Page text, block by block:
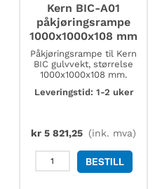
Kern BIC-A01
påkjøringsrampe
1000x1000x108 mm
Påkjøringsrampe til Kern
BIC gulvvekt, størrelse
1000x1000x108 mm.
Leveringstid: 1-2 uker
kr 5 821,25 (ink. mva)
Kern
BIC-
BESTILL